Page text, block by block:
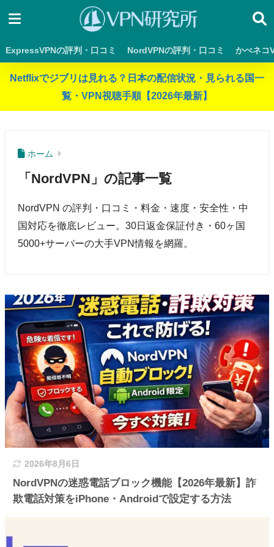
ExpressVPNの評判・口コミ NordVPNの評判・口コミ かべネコ
Netflixでジブリは見れる？日本の配信状況・見られる国一
覧・VPN視聴手順【2026年最新】
ホーム
「NordVPN」の記事一覧
NordVPN の評判・口コミ・料金・速度・安全性・中
国対応を徹底レビュー。30日返金保証付き・60ヶ国
5000+サーバーの大手VPN情報を網羅。
2026年8月6日
NordVPNの迷惑電話ブロック機能【2026年最新】詐
欺電話対策をiPhone・Androidで設定する方法